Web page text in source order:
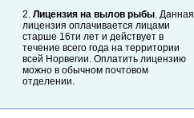
2. Лицензия на вылов рыбы. Данная
лицензия оплачивается лицами
старше 16ти лет и действует в
течение всего года на территории
всей Норвегии. Оплатить лицензию
можно в обычном почтовом
отделении.